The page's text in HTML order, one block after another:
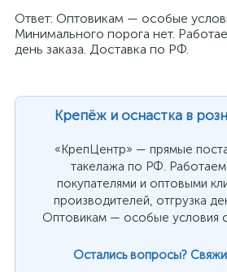
Ответ: Оптовикам — особые
Минимального порога нет.
день заказа. Доставка по РФ.
Крепёж и оснастка в
«КрепЦентр» — прямые
такелажа по РФ.
покупателями и оптовыми
производителей, отгрузка
Оптовикам — особые условия с
Остались вопросы?